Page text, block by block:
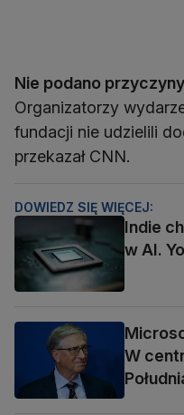
Nie podano
Organizatorzy
fundacji nie udzielili
przekazał CNN.
DOWIEDZ SIĘ WIĘCEJ:
Indie
w AI.
W